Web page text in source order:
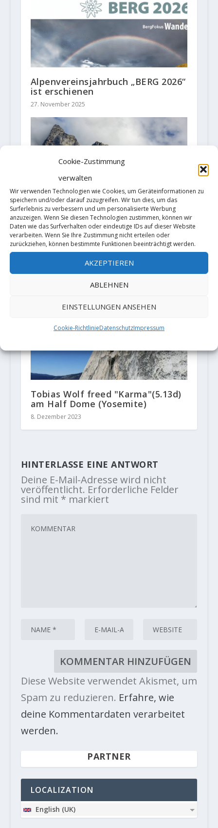
Cookie-Zustimmung
verwalten
Wir verwenden Technologien wie Cookies, um Geräteinformationen zu
speichern und/oder darauf zuzugreifen. Wir tun dies, um das
Surferlebnis zu verbessern und um personalisierte Werbung
anzuzeigen. Wenn Sie diesen Technologien zustimmen, können wir
Daten wie das Surfverhalten oder eindeutige IDs auf dieser Website
verarbeiten. Wenn Sie Ihre Zustimmung nicht erteilen oder
zurückziehen, können bestimmte Funktionen beeinträchtigt werden.
AKZEPTIEREN
ABLEHNEN
EINSTELLUNGEN ANSEHEN
Cookie-RichtlinieDatenschutzImpressum
Alpenvereinsjahrbuch „BERG 2026“
ist erschienen
27. November 2025
Kletterregelungen in der Corona-
Krise in der Schweiz
6. April 2020
Tobias Wolf freed "Karma"(5.13d)
am Half Dome (Yosemite)
8. Dezember 2023
HINTERLASSE EINE ANTWORT
Deine E-Mail-Adresse wird nicht
veröffentlicht. Erforderliche Felder
sind mit * markiert
Diese Website verwendet Akismet, um
Spam zu reduzieren. Erfahre, wie
deine Kommentardaten verarbeitet
werden.
PARTNER
LOCALIZATION
English (UK)